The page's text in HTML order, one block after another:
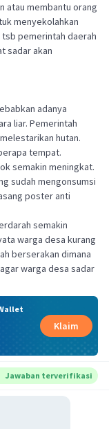
atau membantu orang
menyekolahkan
tsb pemerintah daerah
sadar akan
adanya
liar. Pemerintah
hutan.
tempat.
semakin meningkat.
sudah mengonsumsi
poster anti
semakin
warga desa kurang
berserakan dimana
warga desa sadar
Klaim
Jawaban terverifikasi